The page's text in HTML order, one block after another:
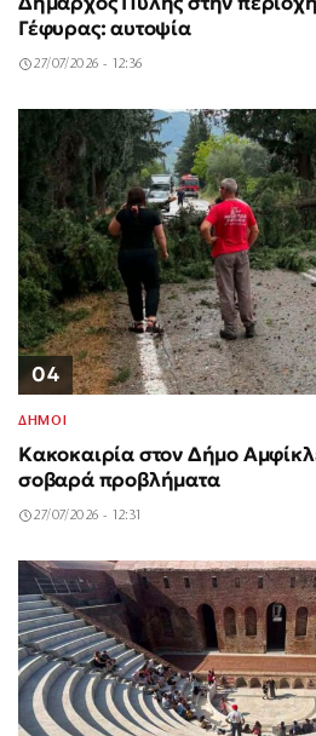
Γέφυρας: αυτοψία
27/07/2026 - 12:36
04
ΔΗΜΟΙ
Κακοκαιρία στον Δήμο
σοβαρά προβλήματα
27/07/2026 - 12:31